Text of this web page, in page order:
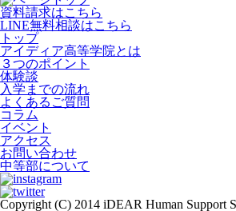
資料請求はこちら
LINE無料相談はこちら
トップ
アイディア高等学院とは
３つのポイント
体験談
入学までの流れ
よくあるご質問
コラム
イベント
アクセス
お問い合わせ
中等部について
Copyright (C) 2014 iDEAR Human Support